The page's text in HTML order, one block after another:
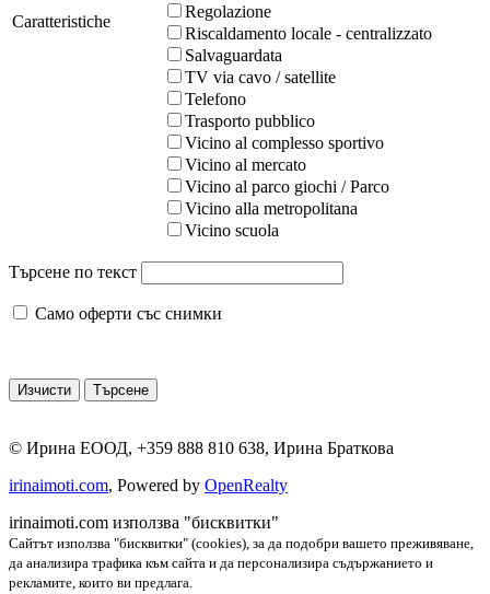
Caratteristiche
Regolazione
Riscaldamento locale - centralizzato
Salvaguardata
TV via cavo / satellite
Telefono
Trasporto pubblico
Vicino al complesso sportivo
Vicino al mercato
Vicino al parco giochi / Parco
Vicino alla metropolitana
Vicino scuola
Търсене по текст
Само оферти със снимки
© Ирина ЕООД, +359 888 810 638, Ирина Браткова
irinaimoti.com, Powered by OpenRealty
irinaimoti.com използва "бисквитки"
Сайтът използва "бисквитки" (cookies), за да подобри вашето преживяване,
да анализира трафика към сайта и да персонализира съдържанието и
рекламите, които ви предлага.